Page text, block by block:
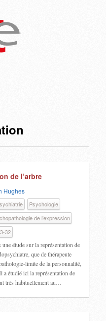
de l’arbre
Hughes
Psychologie
de l’expression
32
étude sur la représentation de
que de thérapeute
limite de la personnalité,
a étudié ici la représentation de
très habituellement au…